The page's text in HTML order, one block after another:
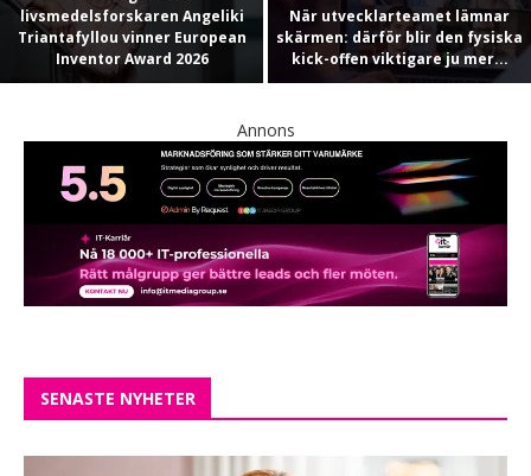
livsmedelsforskaren Angeliki
Triantafyllou vinner European
Inventor Award 2026
När utvecklarteamet lämnar
skärmen: därför blir den fysiska
kick-offen viktigare ju mer...
Annons
SENASTE NYHETER